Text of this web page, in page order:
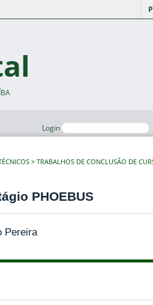
Login
TRABALHOS DE CONCLUSÃO DE
PHOEBUS
Pereira